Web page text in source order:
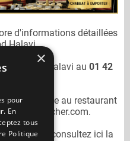
d'informations détaillées
Halavi.
Kavod Halavi au 01 42
votre sortie au restaurant
Mangercacher.com.
cacher
consultez ici la
×
pour
En
tous
Politique